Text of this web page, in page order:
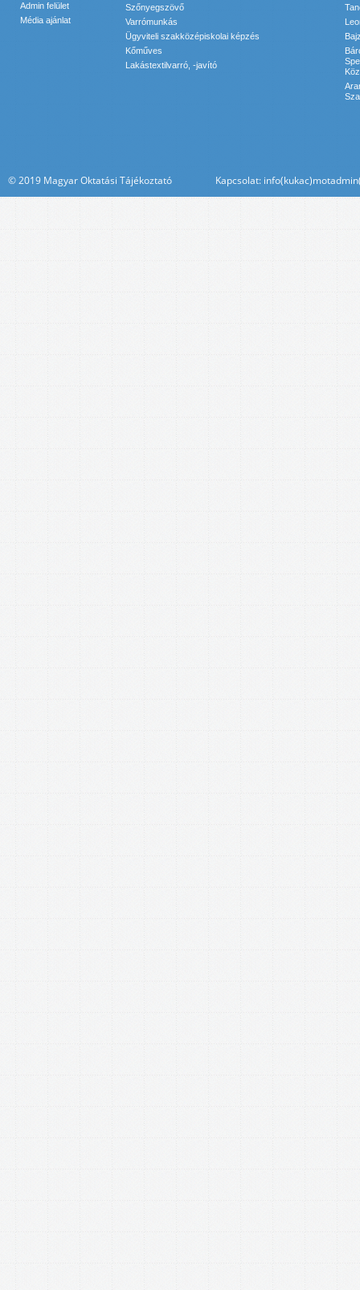
Admin felület
Média ajánlat
Szőnyegszövő
Varrómunkás
Ügyviteli szakközépiskolai képzés
Kőműves
Lakástextilvarró, -javító
© 2019 Magyar Oktatási Tájékoztató Kapcsolat: